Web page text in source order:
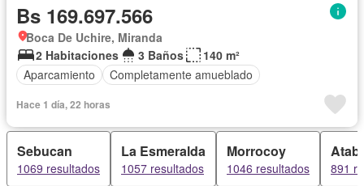
Bs 169.697.566
Boca De Uchire, Miranda
2 Habitaciones
3 Baños
140 m²
Aparcamiento
Completamente amueblado
Hace 1 día, 22 horas
Sebucan
1069 resultados
La Esmeralda
1057 resultados
Morrocoy
1046 resultados 891